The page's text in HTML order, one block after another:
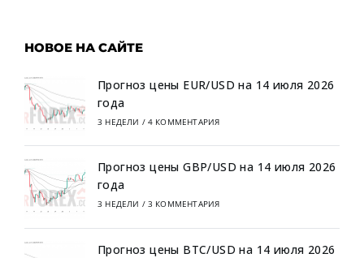
НОВОЕ НА САЙТЕ
Прогноз цены EUR/USD на 14 июля 2026
года
3 НЕДЕЛИ / 4 КОММЕНТАРИЯ
Прогноз цены GBP/USD на 14 июля 2026
года
3 НЕДЕЛИ / 3 КОММЕНТАРИЯ
Прогноз цены BTC/USD на 14 июля 2026